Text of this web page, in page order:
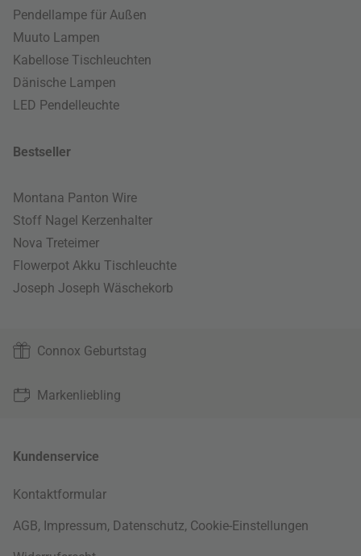
Pendellampe für Außen
Muuto Lampen
Kabellose Tischleuchten
Dänische Lampen
LED Pendelleuchte
Bestseller
Montana Panton Wire
Stoff Nagel Kerzenhalter
Nova Treteimer
Flowerpot Akku Tischleuchte
Joseph Joseph Wäschekorb
Connox Geburtstag
Markenliebling
Kundenservice
Kontaktformular
AGB, Impressum, Datenschutz, Cookie-Einstellungen